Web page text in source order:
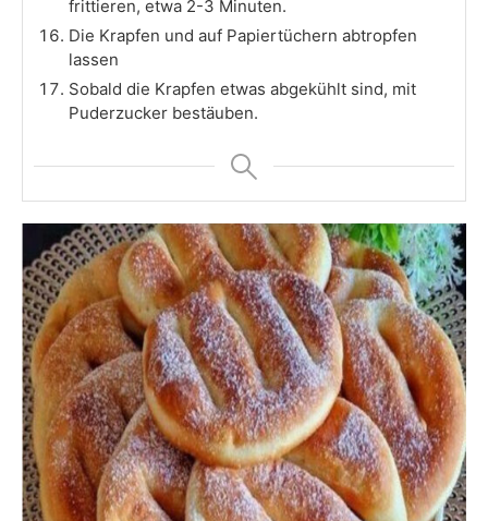
frittieren, etwa 2-3 Minuten.
Die Krapfen und auf Papiertüchern abtropfen
lassen
Sobald die Krapfen etwas abgekühlt sind, mit
Puderzucker bestäuben.